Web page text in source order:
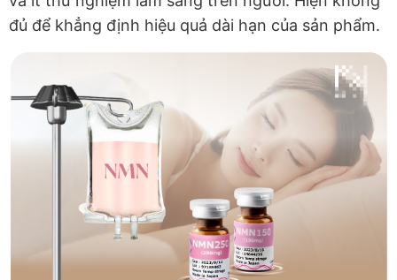
đủ để khẳng định hiệu quả dài hạn của sản phẩm.